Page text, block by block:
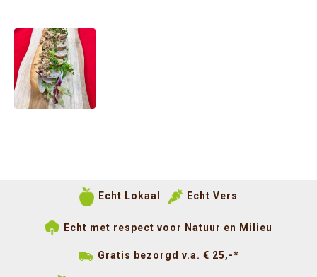
Echt Lokaal Echt Vers
Echt met respect voor Natuur en Milieu
Gratis bezorgd v.a. € 25,-*